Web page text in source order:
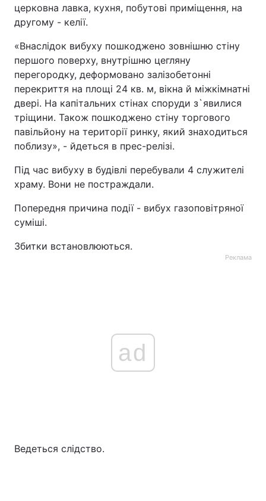
церковна лавка, кухня, побутові приміщення, на
другому - келії.
«Внаслідок вибуху пошкоджено зовнішню стіну
першого поверху, внутрішню цегляну
перегородку, деформовано залізобетонні
перекриття на площі 24 кв. м, вікна й міжкімнатні
двері. На капітальних стінах споруди з`явилися
тріщини. Також пошкоджено стіну торгового
павільйону на території ринку, який знаходиться
поблизу», - йдеться в прес-релізі.
Під час вибуху в будівлі перебували 4 служителі
храму. Вони не постраждали.
Попередня причина події - вибух газоповітряної
суміші.
Збитки встановлюються.
Реклама
ad
Ведеться слідство.